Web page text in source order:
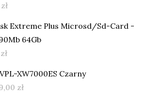
zł
Extreme Plus Microsd/Sd-Card -
64Gb
zł
XW7000ES Czarny
zł